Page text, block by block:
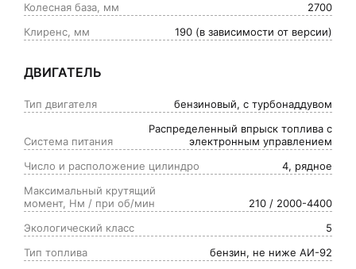
Светодиодные дневные ходовые огни,
интегрированные в блок фар
Светодиодные задние фонари
Задние противотуманные фонари
Функция задержки света фар после
закрытия центрального замка (follow-
me-home)
Датчик дождя и света
дистанционная активация звукового
сигнала
Разьем USB в зеркале, для
Блокировка замков задних дверей от
открывания изнутри (детский замок)
Система ГЛОНАСС
Аккумулятор увеличенной емкости
Увеличенный объем бачка омывателя,
Колесная база, мм
2700
Клиренс, мм
190 (в зависимости от версии)
ДВИГАТЕЛЬ
Тип двигателя бензиновый, с турбонаддувом
Система питания
Распределенный впрыск топлива с
электронным управлением
Число и расположение цилиндро
4, рядное
Максимальный крутящий
момент, Нм / при об/мин
210 / 2000-4400
Экологический класс
5
Тип топлива
бензин, не ниже АИ-92